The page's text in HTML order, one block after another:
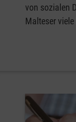
von sozialen
Malteser
Pause